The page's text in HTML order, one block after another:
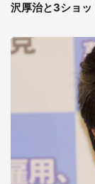
沢厚治と3ショ